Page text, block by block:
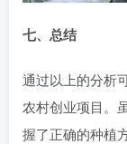
七、总结
通过以上的分析
农村创业项目。
握了正确的种植